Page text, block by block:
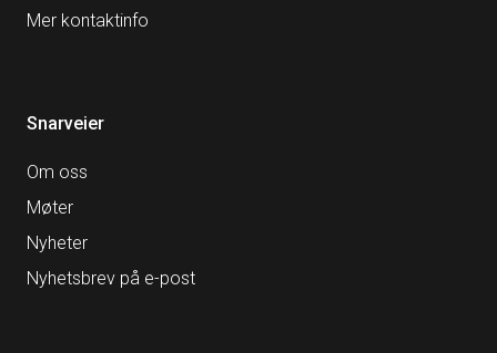
Mer kontaktinfo
Snarveier
Om oss
Møter
Nyheter
Nyhetsbrev på e-post